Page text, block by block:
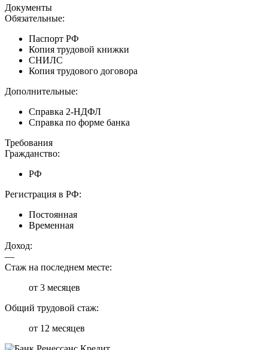
Документы
Обязательные:
Паспорт РФ
Копия трудовой книжки
СНИЛС
Копия трудового договора
Дополнительные:
Справка 2-НДФЛ
Справка по форме банка
Требования
Гражданство:
РФ
Регистрация в РФ:
Постоянная
Временная
Доход:
—
Стаж на последнем месте:
от 3 месяцев
Общий трудовой стаж:
от 12 месяцев